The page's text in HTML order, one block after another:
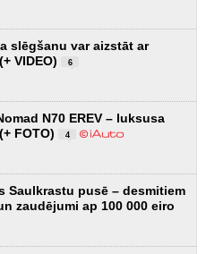
slēgšanu var aizstāt ar
VIDEO)
6
N70 EREV – luksusa
FOTO)
4
Saulkrastu pusē – desmitiem
zaudējumi ap 100 000 eiro